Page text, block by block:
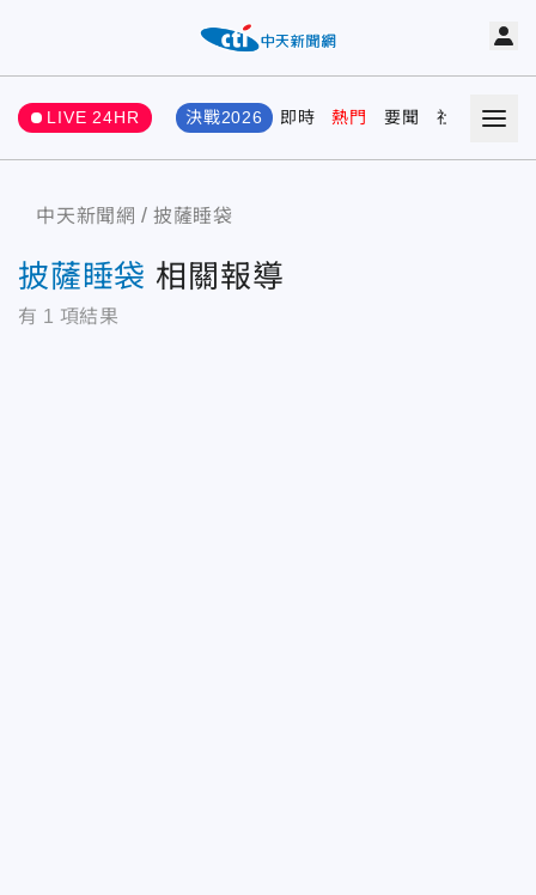
LIVE 24HR 決戰2026 即時 熱門 要聞 社會 娛樂
中天新聞網 披薩睡袋
披薩睡袋 相關報導
有 1 項結果